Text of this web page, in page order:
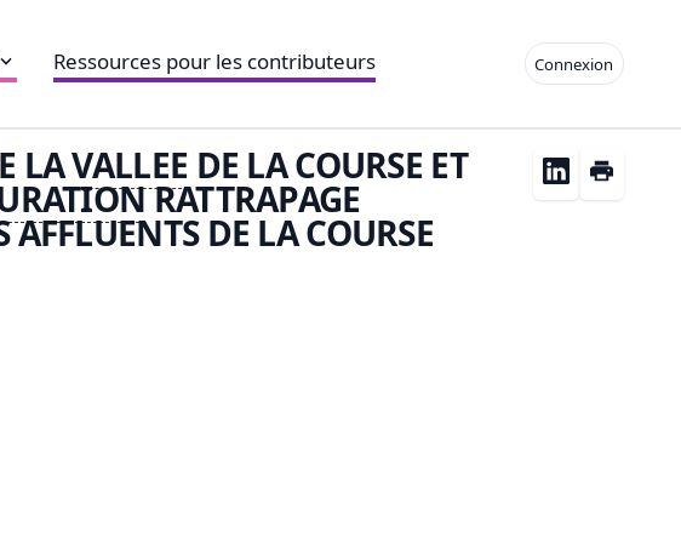
Connexion
Ressources pour les contributeurs
LAVALLEE DE LA COURSE ET
RATTRAPAGE
DE LA COURSE